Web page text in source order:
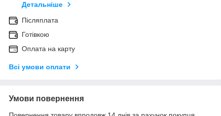
Детальніше
Післяплата
Готівкою
Оплата на карту
Всі умови оплати
Умови повернення